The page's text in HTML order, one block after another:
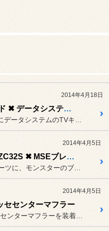
2014年4月18日
シーマハイブリッド ✖ データシステムTVキット
2014年4月5日
スイフトスポーツZC32S ✖ MSEブレーキホース
2014年4月5日
セセンターマフラー